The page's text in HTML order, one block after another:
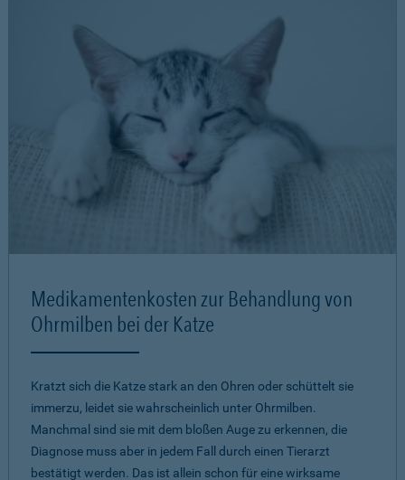
Medikamentenkosten zur Behandlung von
Ohrmilben bei der Katze
Kratzt sich die Katze stark an den Ohren oder schüttelt sie
immerzu, leidet sie wahrscheinlich unter Ohrmilben.
Manchmal sind sie mit dem bloßen Auge zu erkennen, die
Diagnose muss aber in jedem Fall durch einen Tierarzt
bestätigt werden. Das ist allein schon für eine wirksame